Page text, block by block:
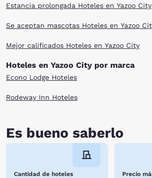
Estancia prolongada Hoteles en Yazoo City
Se aceptan mascotas Hoteles en Yazoo
Mejor calificados Hoteles en Yazoo City
Hoteles en Yazoo City por marca
Econo Lodge Hoteles
Rodeway Inn Hoteles
Es bueno saberlo
Cantidad de hoteles Precio